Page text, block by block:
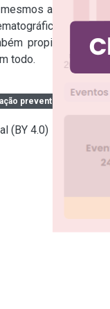
acervos
por
propiciam a
todo.
preventiva
(BY 4.0)